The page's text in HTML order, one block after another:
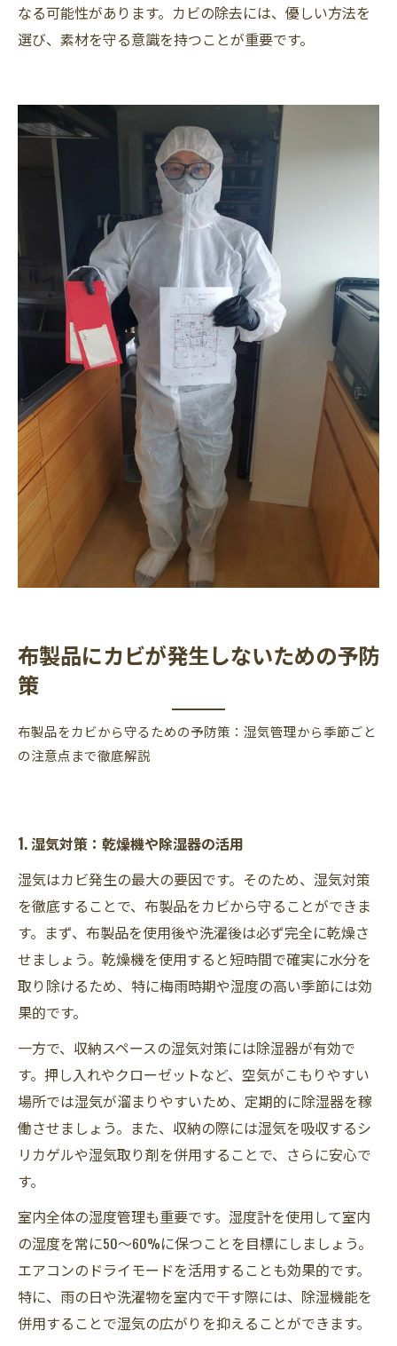
なる可能性があります。カビの除去には、優しい方法を
選び、素材を守る意識を持つことが重要です。
布製品にカビが発生しないための予防
策
布製品をカビから守るための予防策：湿気管理から季節ごと
の注意点まで徹底解説
1. 湿気対策：乾燥機や除湿器の活用
湿気はカビ発生の最大の要因です。そのため、湿気対策
を徹底することで、布製品をカビから守ることができま
す。まず、布製品を使用後や洗濯後は必ず完全に乾燥さ
せましょう。乾燥機を使用すると短時間で確実に水分を
取り除けるため、特に梅雨時期や湿度の高い季節には効
果的です。
一方で、収納スペースの湿気対策には除湿器が有効で
す。押し入れやクローゼットなど、空気がこもりやすい
場所では湿気が溜まりやすいため、定期的に除湿器を稼
働させましょう。また、収納の際には湿気を吸収するシ
リカゲルや湿気取り剤を併用することで、さらに安心で
す。
室内全体の湿度管理も重要です。湿度計を使用して室内
の湿度を常に50～60%に保つことを目標にしましょう。
エアコンのドライモードを活用することも効果的です。
特に、雨の日や洗濯物を室内で干す際には、除湿機能を
併用することで湿気の広がりを抑えることができます。